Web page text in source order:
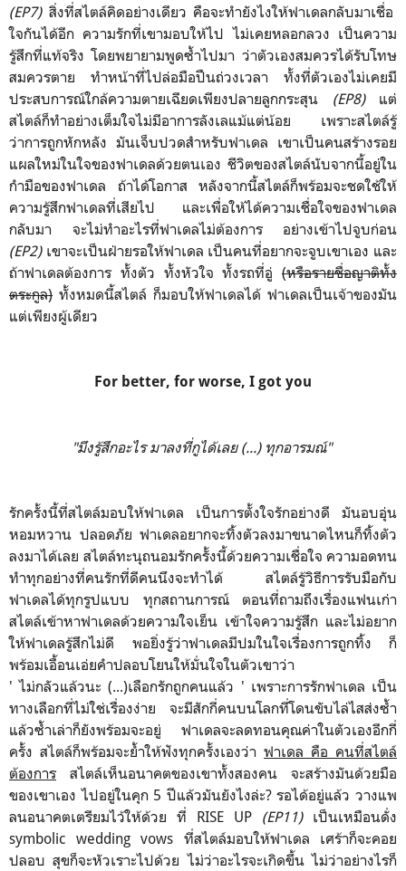
(EP7)สิ่งที่สไตล์คิดอย่างเดียว คือจะทำยังไงให้ฟาเดลกลับมาเชื่อ
ใจกันได้อีก ความรักที่เขามอบให้ไป ไม่เคยหลอกลวง เป็นความ
รู้สึกที่แท้จริง โดยพยายามพูดซ้ำไปมา ว่าตัวเองสมควรได้รับโทษ
สมควรตาย ทำหน้าที่ไปล่อมือปืนถ่วงเวลา ทั้งที่ตัวเองไม่เคยมี
ประสบการณ์ใกล้ความตายเฉียดเพียงปลายลูกกระสุน (EP8)แต่
สไตล์ก็ทำอย่างเต็มใจไม่มีอาการลังเลแม้แต่น้อย เพราะสไตล์รู้
ว่าการถูกหักหลัง มันเจ็บปวดสำหรับฟาเดล เขาเป็นคนสร้างรอย
แผลใหม่ในใจของฟาเดลด้วยตนเอง ชีวิตของสไตล์นับจากนี้อยู่ใน
กำมือของฟาเดล ถ้าได้โอกาส หลังจากนี้สไตล์ก็พร้อมจะชดใช้ให้
ความรู้สึกฟาเดลที่เสียไป และเพื่อให้ได้ความเชื่อใจของฟาเดล
กลับมา จะไม่ทำอะไรที่ฟาเดลไม่ต้องการ อย่างเข้าไปจูบก่อน
(EP2) เขาจะเป็นฝ่ายรอให้ฟาเดล เป็นคนที่อยากจะจูบเขาเอง และ
ถ้าฟาเดลต้องการ ทั้งตัว ทั้งหัวใจ ทั้งรถที่อู่ (หรือรายชื่อญาติทั้ง
ตระกูล) ทั้งหมดนี้สไตล์ ก็มอบให้ฟาเดลได้ ฟาเดลเป็นเจ้าของมัน
แต่เพียงผู้เดียว
For better, for worse, I got you
"มึงรู้สึกอะไร มาลงที่กูได้เลย (...) ทุกอารมณ์"
รักครั้งนี้ที่สไตล์มอบให้ฟาเดล เป็นการตั้งใจรักอย่างดี มันอบอุ่น
หอมหวาน ปลอดภัย ฟาเดลอยากจะทิ้งตัวลงมาขนาดไหนก็ทิ้งตัว
ลงมาได้เลย สไตล์ทะนุถนอมรักครั้งนี้ด้วยความเชื่อใจ ความอดทน
ทำทุกอย่างที่คนรักที่ดีคนนึงจะทำได้ สไตล์รู้วิธีการรับมือกับ
ฟาเดลได้ทุกรูปแบบ ทุกสถานการณ์ ตอนที่ถามถึงเรื่องแฟนเก่า
สไตล์เข้าหาฟาเดลด้วยความใจเย็น เข้าใจความรู้สึก และไม่อยาก
ให้ฟาเดลรู้สึกไม่ดี พอยิ่งรู้ว่าฟาเดลมีปมในใจเรื่องการถูกทิ้ง ก็
พร้อมเอื้อนเอ่ยคำปลอบโยนให้มั่นใจในตัวเขาว่า
' ไม่กลัวแล้วนะ (...)เลือกรักถูกคนแล้ว ' เพราะการรักฟาเดล เป็น
ทางเลือกที่ไม่ใช่เรื่องง่าย จะมีสักกี่คนบนโลกที่โดนขับไล่ไสส่งซ้ำ
แล้วซ้ำเล่าก็ยังพร้อมจะอยู่ ฟาเดลจะลดทอนคุณค่าในตัวเองอีกกี่
ครั้ง สไตล์ก็พร้อมจะย้ำให้ฟังทุกครั้งเองว่า ฟาเดล คือ คนที่สไตล์
ต้องการ สไตล์เห็นอนาคตของเขาทั้งสองคน จะสร้างมันด้วยมือ
ของเขาเอง ไปอยู่ในคุก 5 ปีแล้วมันยังไงล่ะ? รอได้อยู่แล้ว วางแพ
ลนอนาคตเตรียมไว้ให้ด้วย ที่ RISE UP (EP11)เป็นเหมือนดั่ง
symbolic wedding vows ที่สไตล์มอบให้ฟาเดล เศร้าก็จะคอย
ปลอบ สุขก็จะหัวเราะไปด้วย ไม่ว่าอะไรจะเกิดขึ้น ไม่ว่าอย่างไรก็